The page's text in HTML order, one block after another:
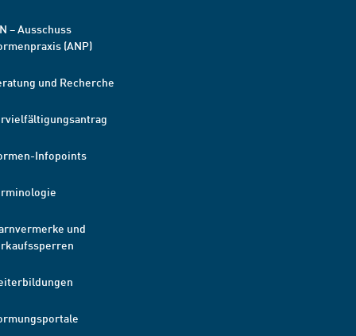
– Ausschuss
(ANP)
und Recherche
Infopoints
und